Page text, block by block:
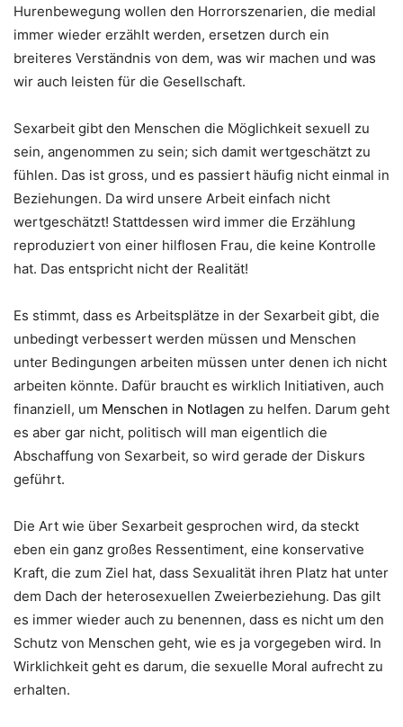
Hurenbewegung wollen den Horrorszenarien, die medial
immer wieder erzählt werden, ersetzen durch ein
breiteres Verständnis von dem, was wir machen und was
wir auch leisten für die Gesellschaft.
Sexarbeit gibt den Menschen die Möglichkeit sexuell zu
sein, angenommen zu sein; sich damit wertgeschätzt zu
fühlen. Das ist gross, und es passiert häufig nicht einmal in
Beziehungen. Da wird unsere Arbeit einfach nicht
wertgeschätzt! Stattdessen wird immer die Erzählung
reproduziert von einer hilflosen Frau, die keine Kontrolle
hat. Das entspricht nicht der Realität!
Es stimmt, dass es Arbeitsplätze in der Sexarbeit gibt, die
unbedingt verbessert werden müssen und Menschen
unter Bedingungen arbeiten müssen unter denen ich nicht
arbeiten könnte. Dafür braucht es wirklich Initiativen, auch
finanziell, um Menschen in Notlagen zu helfen. Darum geht
es aber gar nicht, politisch will man eigentlich die
Abschaffung von Sexarbeit, so wird gerade der Diskurs
geführt.
Die Art wie über Sexarbeit gesprochen wird, da steckt
eben ein ganz großes Ressentiment, eine konservative
Kraft, die zum Ziel hat, dass Sexualität ihren Platz hat unter
dem Dach der heterosexuellen Zweierbeziehung. Das gilt
es immer wieder auch zu benennen, dass es nicht um den
Schutz von Menschen geht, wie es ja vorgegeben wird. In
Wirklichkeit geht es darum, die sexuelle Moral aufrecht zu
erhalten.